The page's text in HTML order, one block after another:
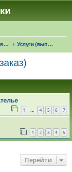
Продажа товаров "в наличии", оказание услуг Услуги (выполнение работ под заказ)
1 … 4 5 6 7
1 2 3 4 5
Перейти